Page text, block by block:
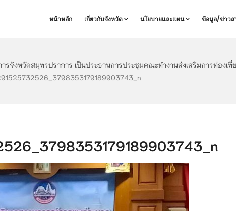
หน้าหลัก เกี่ยวกับจังหวัด นโยบายและแผน ข้อมูล/ข่าวส
จังหวัดสมุทรปราการ เป็นประธานการประชุมคณะทำงานส่งเสริมการท่องเที่